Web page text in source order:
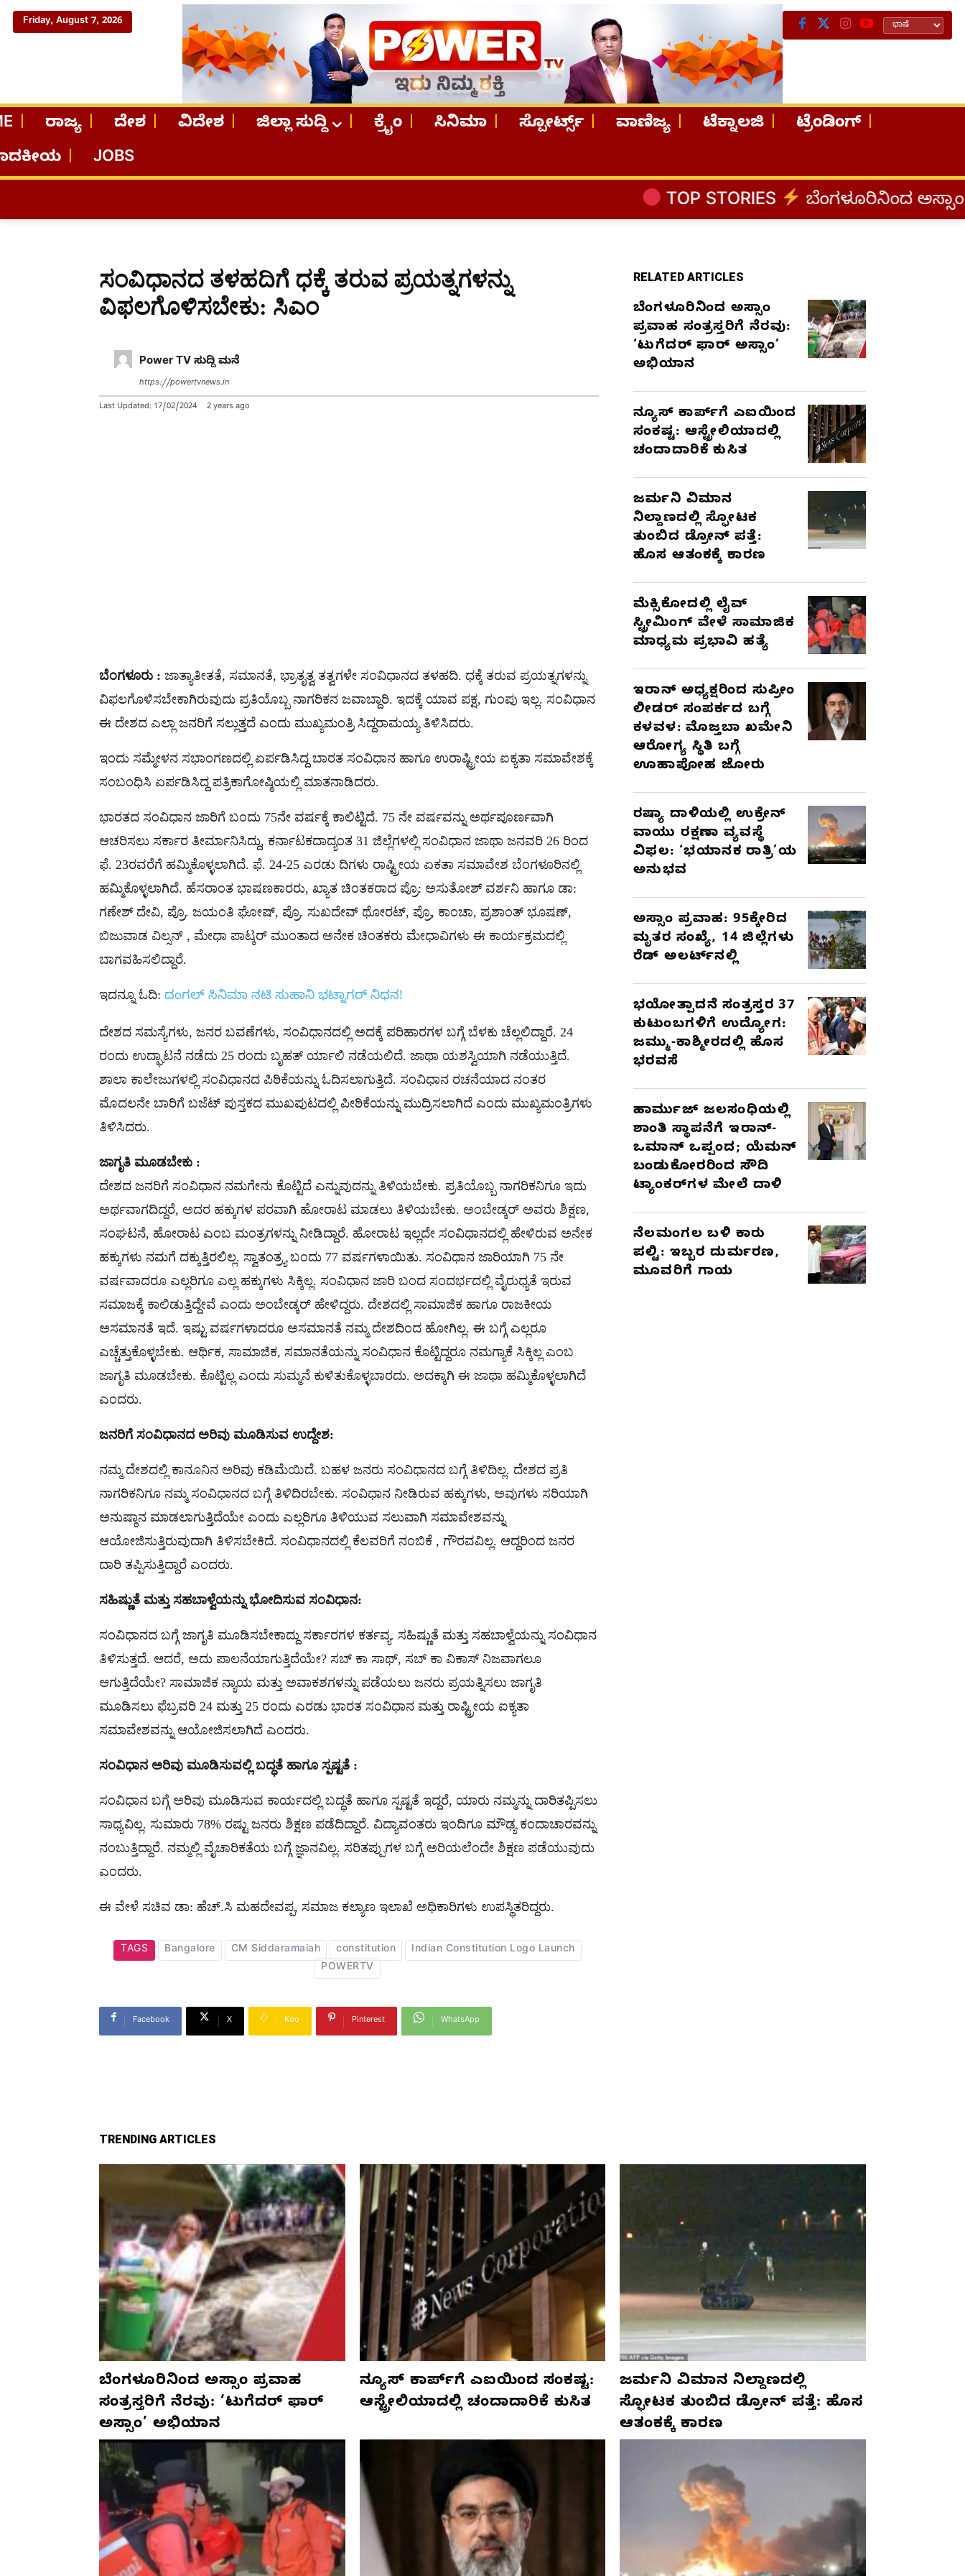
Friday, August 7, 2026
ರಾಜ್ಯ ದೇಶ ವಿದೇಶ ಜಿಲ್ಲಾ ಸುದ್ದಿ ಕ್ರೈಂ ಸಿನಿಮಾ ಸ್ಪೋರ್ಟ್ಸ್ ವಾಣಿಜ್ಯ ಟೆಕ್ನಾಲಜಿ
ಟ್ರೆಂಡಿಂಗ್
JOBS
TOP STORIES ಬೆಂಗಳೂರಿನಿಂದ ಅಸ್ಸಾಂ ಪ್ರವಾಹ
ಸಂವಿಧಾನದ ತಳಹದಿಗೆ ಧಕ್ಕೆ ತರುವ ಪ್ರಯತ್ನಗಳನ್ನು
ವಿಫಲಗೊಳಿಸಬೇಕು: ಸಿಎಂ
Power TV ಸುದ್ದಿ ಮನೆ
https://powertvnews.in
Last Updated: 17/02/2024 2 years ago
ಬೆಂಗಳೂರು : ಜಾತ್ಯಾತೀತತೆ, ಸಮಾನತೆ, ಭ್ರಾತೃತ್ವ ತತ್ವಗಳೇ ಸಂವಿಧಾನದ ತಳಹದಿ. ಧಕ್ಕೆ ತರುವ ಪ್ರಯತ್ನಗಳನ್ನು
ವಿಫಲಗೊಳಿಸಬೇಕಾಗಿರುವುದು ಪ್ರತಿಯೊಬ್ಬ ನಾಗರಿಕನ ಜವಾಬ್ದಾರಿ. ಇದಕ್ಕೆ ಯಾವ ಪಕ್ಷ, ಗುಂಪು ಇಲ್ಲ. ಸಂವಿಧಾನ
ಈ ದೇಶದ ಎಲ್ಲಾ ಜನರಿಗೆ ಸಲ್ಲುತ್ತದೆ ಎಂದು ಮುಖ್ಯಮಂತ್ರಿ ಸಿದ್ದರಾಮಯ್ಯ ತಿಳಿಸಿದರು.
ಇಂದು ಸಮ್ಮೇಳನ ಸಭಾಂಗಣದಲ್ಲಿ ಏರ್ಪಡಿಸಿದ್ದ ಬಾರತ ಸಂವಿಧಾನ ಹಾಗೂ ಉರಾಷ್ಟ್ರೀಯ ಐಕ್ಯತಾ ಸಮಾವೇಶಕ್ಕೆ
ಸಂಬಂಧಿಸಿ ಏರ್ಪಡಿಸಿದ್ದ ಪತ್ರಿಕಾಗೋಷ್ಠಿಯಲ್ಲಿ ಮಾತನಾಡಿದರು.
ಭಾರತದ ಸಂವಿಧಾನ ಜಾರಿಗೆ ಬಂದು 75ನೇ ವರ್ಷಕ್ಕೆ ಕಾಲಿಟ್ಟಿದೆ. 75 ನೇ ವರ್ಷವನ್ನು ಅರ್ಥಪೂರ್ಣವಾಗಿ
ಆಚರಿಸಲು ಸರ್ಕಾರ ತೀರ್ಮಾನಿಸಿದ್ದು, ಕರ್ನಾಟಕದಾದ್ಯಂತ 31 ಜಿಲ್ಲೆಗಳಲ್ಲಿ ಸಂವಿಧಾನ ಜಾಥಾ ಜನವರಿ 26 ರಿಂದ
ಫೆ. 23ರವರೆಗೆ ಹಮ್ಮಿಕೊಳ್ಳಲಾಗಿದೆ. ಫೆ. 24-25 ಎರಡು ದಿಗಳು ರಾಷ್ಟ್ರೀಯ ಏಕತಾ ಸಮಾವೇಶ ಬೆಂಗಳೂರಿನಲ್ಲಿ
ಹಮ್ಮಿಕೊಳ್ಳಲಾಗಿದೆ. ಹೆಸರಾಂತ ಭಾಷಣಕಾರರು, ಖ್ಯಾತ ಚಿಂತಕರಾದ ಪ್ರೊ: ಅಸುತೋಶ್ ವರ್ಶನಿ ಹಾಗೂ ಡಾ:
ಗಣೇಶ್ ದೇವಿ, ಪ್ರೊ. ಜಯಂತಿ ಘೋಷ್, ಪ್ರೊ. ಸುಖದೇವ್ ಥೋರಟ್, ಪ್ರೊ, ಕಾಂಚಾ, ಪ್ರಶಾಂತ್ ಭೂಷಣ್,
ಬಿಜುವಾಡ ವಿಲ್ಸನ್ , ಮೇಧಾ ಪಾಟ್ಕರ್ ಮುಂತಾದ ಅನೇಕ ಚಿಂತಕರು ಮೇಧಾವಿಗಳು ಈ ಕಾರ್ಯಕ್ರಮದಲ್ಲಿ
ಬಾಗವಹಿಸಲಿದ್ದಾರೆ.
ಇದನ್ನೂ ಓದಿ: ದಂಗಲ್​ ಸಿನಿಮಾ ನಟಿ ಸುಹಾನಿ ಭಟ್ನಾಗರ್​ ನಿಧನ!
ದೇಶದ ಸಮಸ್ಯೆಗಳು, ಜನರ ಬವಣೆಗಳು, ಸಂವಿಧಾನದಲ್ಲಿ ಅದಕ್ಕೆ ಪರಿಹಾರಗಳ ಬಗ್ಗೆ ಬೆಳಕು ಚೆಲ್ಲಲಿದ್ದಾರೆ. 24
ರಂದು ಉದ್ಘಾಟನೆ ನಡೆದು 25 ರಂದು ಬೃಹತ್ ರ್ಯಾಲಿ ನಡೆಯಲಿದೆ. ಜಾಥಾ ಯಶಸ್ವಿಯಾಗಿ ನಡೆಯುತ್ತಿದೆ.
ಶಾಲಾ ಕಾಲೇಜುಗಳಲ್ಲಿ ಸಂವಿಧಾನದ ಪಿಠಿಕೆಯನ್ನು ಓದಿಸಲಾಗುತ್ತಿದೆ. ಸಂವಿಧಾನ ರಚನೆಯಾದ ನಂತರ
ಮೊದಲನೇ ಬಾರಿಗೆ ಬಜೆಟ್ ಪುಸ್ತಕದ ಮುಖಪುಟದಲ್ಲಿ ಪೀಠಿಕೆಯನ್ನು ಮುದ್ರಿಸಲಾಗಿದೆ ಎಂದು ಮುಖ್ಯಮಂತ್ರಿಗಳು
ತಿಳಿಸಿದರು.
ಜಾಗೃತಿ ಮೂಡಬೇಕು :
ದೇಶದ ಜನರಿಗೆ ಸಂವಿಧಾನ ನಮಗೇನು ಕೊಟ್ಟಿದೆ ಎನ್ನುವುದನ್ನು ತಿಳಿಯಬೇಕು. ಪ್ರತಿಯೊಬ್ಬ ನಾಗರಿಕನಿಗೂ ಇದು
ಅರ್ಥವಾಗದಿದ್ದರೆ, ಅದರ ಹಕ್ಕುಗಳ ಪರವಾಗಿ ಹೋರಾಟ ಮಾಡಲು ತಿಳಿಯಬೇಕು. ಅಂಬೇಡ್ಕರ್ ಅವರು ಶಿಕ್ಷಣ,
ಸಂಘಟನೆ, ಹೋರಾಟ ಎಂಬ ಮಂತ್ರಗಳನ್ನು ನೀಡಿದ್ದಾರೆ. ಹೋರಾಟ ಇಲ್ಲದೇ ಸಂವಿಧಾನದಲ್ಲಿ ಹೇಳಿರುವ ಅನೇಕ
ಹಕ್ಕುಗಳು ನಮಗೆ ದಕ್ಕುತ್ತಿರಲಿಲ್ಲ. ಸ್ವಾತಂತ್ರ್ಯ ಬಂದು 77 ವರ್ಷಗಳಾಯಿತು. ಸಂವಿಧಾನ ಜಾರಿಯಾಗಿ 75 ನೇ
ವರ್ಷವಾದರೂ ಎಲ್ಲರಿಗೂ ಎಲ್ಲ ಹಕ್ಕುಗಳು ಸಿಕ್ಕಿಲ್ಲ. ಸಂವಿಧಾನ ಜಾರಿ ಬಂದ ಸಂದರ್ಭದಲ್ಲಿ ವೈರುಧ್ಯತೆ ಇರುವ
ಸಮಾಜಕ್ಕೆ ಕಾಲಿಡುತ್ತಿದ್ದೇವೆ ಎಂದು ಅಂಬೇಡ್ಕರ್ ಹೇಳಿದ್ದರು. ದೇಶದಲ್ಲಿ ಸಾಮಾಜಿಕ ಹಾಗೂ ರಾಜಕೀಯ
ಅಸಮಾನತೆ ಇದೆ. ಇಷ್ಟು ವರ್ಷಗಳಾದರೂ ಅಸಮಾನತೆ ನಮ್ಮ ದೇಶದಿಂದ ಹೋಗಿಲ್ಲ. ಈ ಬಗ್ಗೆ ಎಲ್ಲರೂ
ಎಚ್ಚೆತ್ತುಕೊಳ್ಳಬೇಕು. ಆರ್ಥಿಕ, ಸಾಮಾಜಿಕ, ಸಮಾನತೆಯನ್ನು ಸಂವಿಧಾನ ಕೊಟ್ಟಿದ್ದರೂ ನಮಗ್ಯಾಕೆ ಸಿಕ್ಕಿಲ್ಲ ಎಂಬ
ಜಾಗೃತಿ ಮೂಡಬೇಕು. ಕೊಟ್ಟಿಲ್ಲ ಎಂದು ಸುಮ್ಮನೆ ಕುಳಿತುಕೊಳ್ಳಬಾರದು. ಅದಕ್ಕಾಗಿ ಈ ಜಾಥಾ ಹಮ್ಮಿಕೊಳ್ಳಲಾಗಿದೆ
ಎಂದರು.
ಜನರಿಗೆ ಸಂವಿಧಾನದ ಅರಿವು ಮೂಡಿಸುವ ಉದ್ದೇಶ:
ನಮ್ಮ ದೇಶದಲ್ಲಿ ಕಾನೂನಿನ ಅರಿವು ಕಡಿಮೆಯಿದೆ. ಬಹಳ ಜನರು ಸಂವಿಧಾನದ ಬಗ್ಗೆ ತಿಳಿದಿಲ್ಲ. ದೇಶದ ಪ್ರತಿ
ನಾಗರಿಕನಿಗೂ ನಮ್ಮ ಸಂವಿಧಾನದ ಬಗ್ಗೆ ತಿಳಿದಿರಬೇಕು. ಸಂವಿಧಾನ ನೀಡಿರುವ ಹಕ್ಕುಗಳು, ಅವುಗಳು ಸರಿಯಾಗಿ
ಅನುಷ್ಠಾನ ಮಾಡಲಾಗುತ್ತಿದೆಯೇ ಎಂದು ಎಲ್ಲರಿಗೂ ತಿಳಿಯುವ ಸಲುವಾಗಿ ಸಮಾವೇಶವನ್ನು
ಆಯೋಜಿಸುತ್ತಿರುವುದಾಗಿ ತಿಳಿಸಬೇಕಿದೆ. ಸಂವಿಧಾನದಲ್ಲಿ ಕೆಲವರಿಗೆ ನಂಬಿಕೆ , ಗೌರವವಿಲ್ಲ. ಆದ್ದರಿಂದ ಜನರ
ದಾರಿ ತಪ್ಪಿಸುತ್ತಿದ್ದಾರೆ ಎಂದರು.
ಸಹಿಷ್ಣುತೆ ಮತ್ತು ಸಹಬಾಳ್ವೆಯನ್ನು ಭೋದಿಸುವ ಸಂವಿಧಾನ:
ಸಂವಿಧಾನದ ಬಗ್ಗೆ ಜಾಗೃತಿ ಮೂಡಿಸಬೇಕಾದ್ದು ಸರ್ಕಾರಗಳ ಕರ್ತವ್ಯ. ಸಹಿಷ್ಣುತೆ ಮತ್ತು ಸಹಬಾಳ್ವೆಯನ್ನು ಸಂವಿಧಾನ
ತಿಳಿಸುತ್ತದೆ. ಆದರೆ, ಅದು ಪಾಲನೆಯಾಗುತ್ತಿದೆಯೇ? ಸಬ್ ಕಾ ಸಾಥ್, ಸಬ್ ಕಾ ವಿಕಾಸ್ ನಿಜವಾಗಲೂ
ಆಗುತ್ತಿದೆಯೇ? ಸಾಮಾಜಿಕ ನ್ಯಾಯ ಮತ್ತು ಅವಾಕಶಗಳನ್ನು ಪಡೆಯಲು ಜನರು ಪ್ರಯತ್ನಿಸಲು ಜಾಗೃತಿ
ಮೂಡಿಸಲು ಫೆಬ್ರವರಿ 24 ಮತ್ತು 25 ರಂದು ಎರಡು ಭಾರತ ಸಂವಿಧಾನ ಮತ್ತು ರಾಷ್ಟ್ರೀಯ ಐಕ್ಯತಾ
ಸಮಾವೇಶವನ್ನು ಆಯೋಜಿಸಲಾಗಿದೆ ಎಂದರು.
ಸಂವಿಧಾನ ಅರಿವು ಮೂಡಿಸುವಲ್ಲಿ ಬದ್ಧತೆ ಹಾಗೂ ಸ್ಪಷ್ಟತೆ :
ಸಂವಿಧಾನ ಬಗ್ಗೆ ಅರಿವು ಮೂಡಿಸುವ ಕಾರ್ಯದಲ್ಲಿ ಬದ್ಧತೆ ಹಾಗೂ ಸ್ಪಷ್ಟತೆ ಇದ್ದರೆ, ಯಾರು ನಮ್ಮನ್ನು ದಾರಿತಪ್ಪಿಸಲು
ಸಾಧ್ಯವಿಲ್ಲ. ಸುಮಾರು 78% ರಷ್ಟು ಜನರು ಶಿಕ್ಷಣ ಪಡೆದಿದ್ದಾರೆ. ವಿದ್ಯಾವಂತರು ಇಂದಿಗೂ ಮೌಢ್ಯ ಕಂದಾಚಾರವನ್ನು
ನಂಬುತ್ತಿದ್ದಾರೆ. ನಮ್ಮಲ್ಲಿ ವೈಚಾರಿಕತೆಯ ಬಗ್ಗೆ ಜ್ಞಾನವಿಲ್ಲ. ಸರಿತಪ್ಪುಗಳ ಬಗ್ಗೆ ಅರಿಯಲೆಂದೇ ಶಿಕ್ಷಣ ಪಡೆಯುವುದು
ಎಂದರು.
ಈ ವೇಳೆ ಸಚಿವ ಡಾ: ಹೆಚ್.ಸಿ ಮಹದೇವಪ್ಪ, ಸಮಾಜ ಕಲ್ಯಾಣ ಇಲಾಖೆ ಅಧಿಕಾರಿಗಳು ಉಪಸ್ಥಿತರಿದ್ದರು.
TAGS Bangalore CM Siddaramaiah constitution
Indian Constitution Logo Launch
POWERTV
Facebook X Koo Pinterest WhatsApp
RELATED ARTICLES
ಬೆಂಗಳೂರಿನಿಂದ ಅಸ್ಸಾಂ
ಪ್ರವಾಹ ಸಂತ್ರಸ್ತರಿಗೆ ನೆರವು:
‘ಟುಗೆದರ್ ಫಾರ್ ಅಸ್ಸಾಂ’
ಅಭಿಯಾನ
ನ್ಯೂಸ್ ಕಾರ್ಪ್‌ಗೆ ಎಐಯಿಂದ
ಸಂಕಷ್ಟ: ಆಸ್ಟ್ರೇಲಿಯಾದಲ್ಲಿ
ಚಂದಾದಾರಿಕೆ ಕುಸಿತ
ಜರ್ಮನಿ ವಿಮಾನ
ನಿಲ್ದಾಣದಲ್ಲಿ ಸ್ಫೋಟಕ
ತುಂಬಿದ ಡ್ರೋನ್ ಪತ್ತೆ:
ಹೊಸ ಆತಂಕಕ್ಕೆ ಕಾರಣ
ಮೆಕ್ಸಿಕೋದಲ್ಲಿ ಲೈವ್
ಸ್ಟ್ರೀಮಿಂಗ್ ವೇಳೆ ಸಾಮಾಜಿಕ
ಮಾಧ್ಯಮ ಪ್ರಭಾವಿ ಹತ್ಯೆ
ಇರಾನ್ ಅಧ್ಯಕ್ಷರಿಂದ ಸುಪ್ರೀಂ
ಲೀಡರ್ ಸಂಪರ್ಕದ ಬಗ್ಗೆ
ಕಳವಳ: ಮೊಜ್ತಬಾ ಖಮೇನಿ
ಆರೋಗ್ಯ ಸ್ಥಿತಿ ಬಗ್ಗೆ
ಊಹಾಪೋಹ ಜೋರು
ರಷ್ಯಾ ದಾಳಿಯಲ್ಲಿ ಉಕ್ರೇನ್
ವಾಯು ರಕ್ಷಣಾ ವ್ಯವಸ್ಥೆ
ವಿಫಲ: ‘ಭಯಾನಕ ರಾತ್ರಿ’ಯ
ಅನುಭವ
ಅಸ್ಸಾಂ ಪ್ರವಾಹ: 95ಕ್ಕೇರಿದ
ಮೃತರ ಸಂಖ್ಯೆ, 14 ಜಿಲ್ಲೆಗಳು
ರೆಡ್ ಅಲರ್ಟ್‌ನಲ್ಲಿ
ಭಯೋತ್ಪಾದನೆ ಸಂತ್ರಸ್ತರ 37
ಕುಟುಂಬಗಳಿಗೆ ಉದ್ಯೋಗ:
ಜಮ್ಮು-ಕಾಶ್ಮೀರದಲ್ಲಿ ಹೊಸ
ಭರವಸೆ
ಹಾರ್ಮುಜ್ ಜಲಸಂಧಿಯಲ್ಲಿ
ಶಾಂತಿ ಸ್ಥಾಪನೆಗೆ ಇರಾನ್-
ಒಮಾನ್ ಒಪ್ಪಂದ; ಯೆಮನ್
ಬಂಡುಕೋರರಿಂದ ಸೌದಿ
ಟ್ಯಾಂಕರ್‌ಗಳ ಮೇಲೆ ದಾಳಿ
ನೆಲಮಂಗಲ ಬಳಿ ಕಾರು
ಪಲ್ಟಿ: ಇಬ್ಬರ ದುರ್ಮರಣ,
ಮೂವರಿಗೆ ಗಾಯ
TRENDING ARTICLES
ಬೆಂಗಳೂರಿನಿಂದ ಅಸ್ಸಾಂ ಪ್ರವಾಹ
ಸಂತ್ರಸ್ತರಿಗೆ ನೆರವು: ‘ಟುಗೆದರ್ ಫಾರ್
ಅಸ್ಸಾಂ’ ಅಭಿಯಾನ
ನ್ಯೂಸ್ ಕಾರ್ಪ್‌ಗೆ ಎಐಯಿಂದ ಸಂಕಷ್ಟ:
ಆಸ್ಟ್ರೇಲಿಯಾದಲ್ಲಿ ಚಂದಾದಾರಿಕೆ ಕುಸಿತ
ಜರ್ಮನಿ ವಿಮಾನ ನಿಲ್ದಾಣದಲ್ಲಿ
ಸ್ಫೋಟಕ ತುಂಬಿದ ಡ್ರೋನ್ ಪತ್ತೆ: ಹೊಸ
ಆತಂಕಕ್ಕೆ ಕಾರಣ